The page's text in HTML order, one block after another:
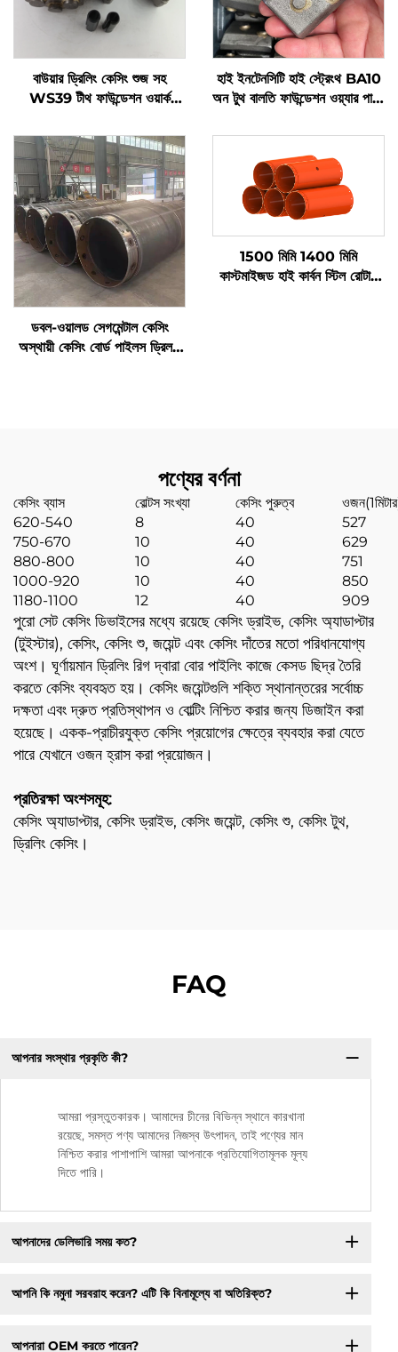
বাউয়ার ড্রিলিং কেসিং শুজ সহ
WS39 টীথ ফাউন্ডেশন ওয়ার্ক
হাই ইনটেনসিটি হাই স্ট্রেংথ BA10
অন টুথ বালতি ফাউন্ডেশন ওয়্যার পার্টস
ডবল-ওয়ালড সেগমেন্টাল কেসিং
অস্থায়ী কেসিং বোর্ড পাইলস ড্রিলড
1500 মিমি 1400 মিমি
কাস্টমাইজড হাই কার্বন স্টিল রোটারি
পণ্যের বর্ণনা
কেসিং ব্যাস বোল্টস সংখ্যা কেসিং পুরুত্ব
620-540
8 40
527
750-670
10 40
629
880-800
10 40
751
1000-920
10 40
850
1180-1100
12 40 909
পুরো সেট কেসিং ডিভাইসের মধ্যে রয়েছে কেসিং ড্রাইভ, কেসিং অ্যাডাপ্টার
(টুইস্টার), কেসিং, কেসিং শু, জয়েন্ট এবং কেসিং দাঁতের মতো পরিধানযোগ্য
অংশ। ঘূর্ণায়মান ড্রিলিং রিগ দ্বারা বোর পাইলিং কাজে কেসড ছিদ্র তৈরি
করতে কেসিং ব্যবহৃত হয়। কেসিং জয়েন্টগুলি শক্তি স্থানান্তরের সর্বোচ্চ
দক্ষতা এবং দ্রুত প্রতিস্থাপন ও বোল্টিং নিশ্চিত করার জন্য ডিজাইন করা
হয়েছে। একক-প্রাচীরযুক্ত কেসিং প্রয়োগের ক্ষেত্রে ব্যবহার করা যেতে
পারে যেখানে ওজন হ্রাস করা প্রয়োজন।
প্রতিরক্ষা অংশসমূহ:
কেসিং অ্যাডাপ্টার, কেসিং ড্রাইভ, কেসিং জয়েন্ট, কেসিং শু, কেসিং টুথ,
ড্রিলিং কেসিং।
FAQ
আপনার সংস্থার প্রকৃতি কী?
আমরা প্রস্তুতকারক। আমাদের চীনের বিভিন্ন স্থানে কারখানা
রয়েছে, সমস্ত পণ্য আমাদের নিজস্ব উৎপাদন, তাই পণ্যের মান
নিশ্চিত করার পাশাপাশি আমরা আপনাকে প্রতিযোগিতামূলক মূল্য
দিতে পারি।
আপনাদের ডেলিভারি সময় কত?
আপনি কি নমুনা সরবরাহ করেন? এটি কি বিনামূল্যে বা অতিরিক্ত?
আপনারা OEM করতে পারেন?